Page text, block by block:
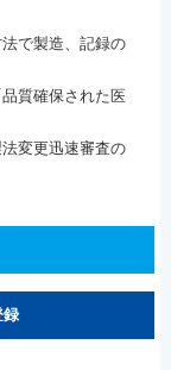
で製造、記録の
質確保された医
変更迅速審査の
録